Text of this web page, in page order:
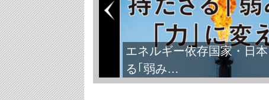
エネルギー依存国家・日
る｢弱み…